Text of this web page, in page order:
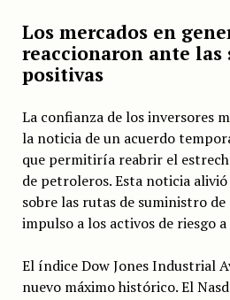
Los mercados en
reaccionaron ante las
positivas
La confianza de los inversores
la noticia de un acuerdo
que permitiría reabrir el
de petroleros. Esta noticia
sobre las rutas de suministro
impulso a los activos de riesgo
El índice Dow Jones Industrial
nuevo máximo histórico. El